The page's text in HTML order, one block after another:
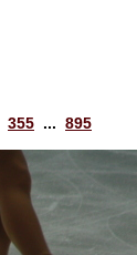
355 ... 895